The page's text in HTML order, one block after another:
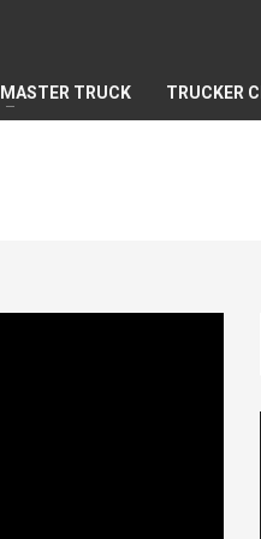
MASTER TRUCK TRUCKER